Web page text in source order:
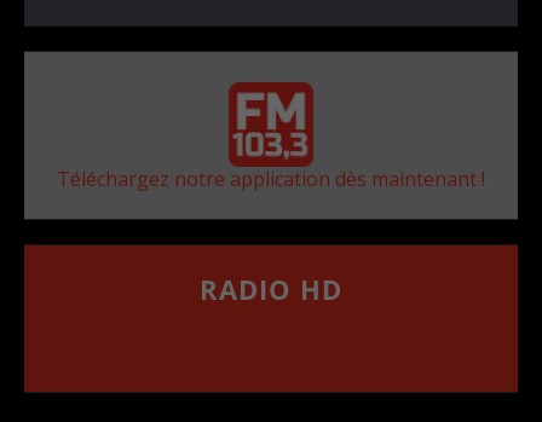
Téléchargez notre application dès maintenant !
RADIO HD